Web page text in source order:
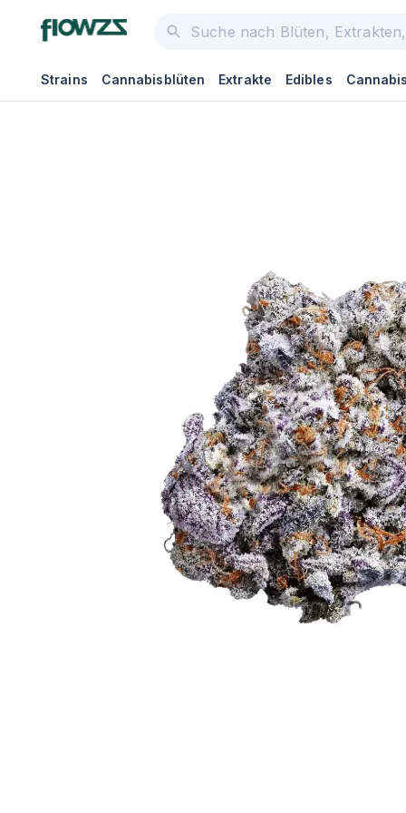
Strains Cannabisblüten Extrakte Edibles